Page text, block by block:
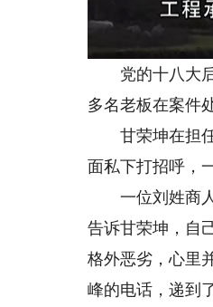
党的十八大后
多名老板在案件
甘荣坤在担任
面私下打招呼，
一位刘姓商人
告诉甘荣坤，自
格外恶劣，心里
峰的电话，递到